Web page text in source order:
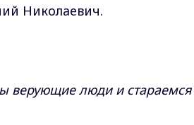
Николаевич.
верующие люди и стараемся